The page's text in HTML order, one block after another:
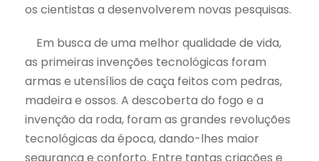
os cientistas a desenvolverem novas pesquisas.
Em busca de uma melhor qualidade de vida,
as primeiras invenções tecnológicas foram
armas e utensílios de caça feitos com pedras,
madeira e ossos. A descoberta do fogo e a
invenção da roda, foram as grandes revoluções
tecnológicas da época, dando-lhes maior
segurança e conforto. Entre tantas criações e